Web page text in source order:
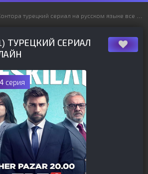
турецкий сериал на русском языке все серии смотреть онлайн бесплатно подряд
ТУРЕЦКИЙ СЕРИАЛ
серия